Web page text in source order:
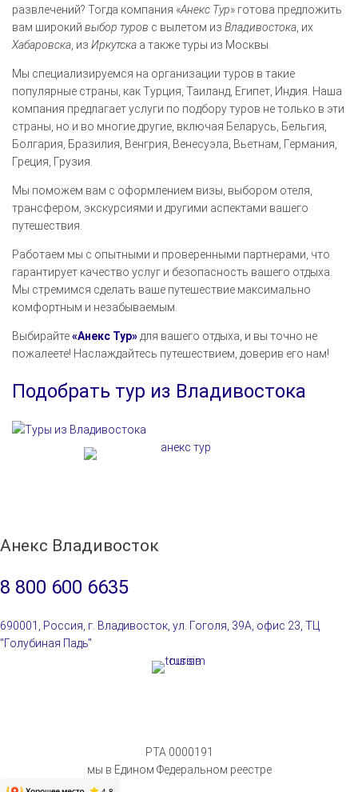
развлечений? Тогда компания «Анекс Тур» готова предложить
вам широкий выбор туров с вылетом из Владивостока, их
Хабаровска, из Иркутска а также туры из Москвы.
Мы специализируемся на организации туров в такие
популярные страны, как Турция, Таиланд, Египет, Индия. Наша
компания предлагает услуги по подбору туров не только в эти
страны, но и во многие другие, включая Беларусь, Бельгия,
Болгария, Бразилия, Венгрия, Венесуэла, Вьетнам, Германия,
Греция, Грузия.
Мы поможем вам с оформлением визы, выбором отеля,
трансфером, экскурсиями и другими аспектами вашего
путешествия.
Работаем мы с опытными и проверенными партнерами, что
гарантирует качество услуг и безопасность вашего отдыха.
Мы стремимся сделать ваше путешествие максимально
комфортным и незабываемым.
Выбирайте«Анекс Тур»для вашего отдыха, и вы точно не
пожалеете! Наслаждайтесь путешествием, доверив его нам!
Подобрать тур из Владивостока
Анекс Владивосток
8 800 600 6635
690001, Россия, г. Владивосток, ул. Гоголя, 39А, офис 23, ТЦ
"Голубиная Падь"
РТА 0000191
мы в Едином Федеральном реестре